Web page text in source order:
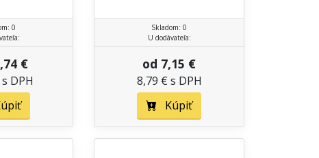
0
€
DPH
Skladom: 0
U dodávateľa:
od 7,15 €
8,79 € s DPH
Kúpiť